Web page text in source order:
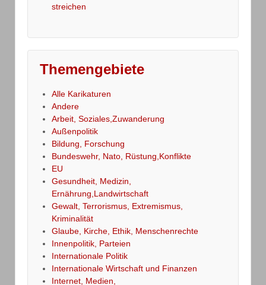
streichen
Themengebiete
Alle Karikaturen
Andere
Arbeit, Soziales,Zuwanderung
Außenpolitik
Bildung, Forschung
Bundeswehr, Nato, Rüstung,Konflikte
EU
Gesundheit, Medizin,
Ernährung,Landwirtschaft
Gewalt, Terrorismus, Extremismus,
Kriminalität
Glaube, Kirche, Ethik, Menschenrechte
Innenpolitik, Parteien
Internationale Politik
Internationale Wirtschaft und Finanzen
Internet, Medien,